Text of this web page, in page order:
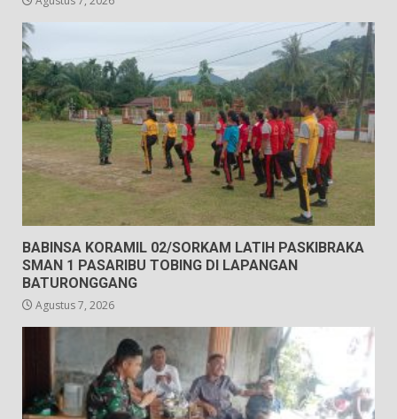
BABINSA KORAMIL 02/SORKAM LATIH PASKIBRAKA
SMAN 1 PASARIBU TOBING DI LAPANGAN
BATURONGGANG
Agustus 7, 2026